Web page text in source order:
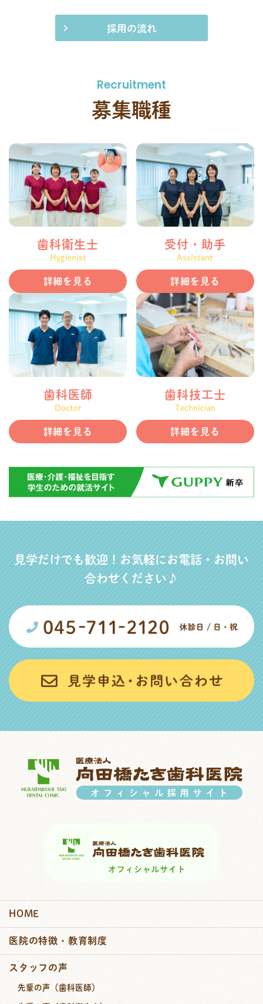
採用の流れ
Recruitment
募集職種
歯科衛生士
Hygienist
詳細を見る
受付・助手
Assistant
詳細を見る
歯科医師
Doctor
詳細を見る
歯科技工士
Technician
詳細を見る
見学だけでも歓迎！お気軽にお電話・お問い
合わせください♪
HOME
医院の特徴・教育制度
スタッフの声
先輩の声（歯科医師）